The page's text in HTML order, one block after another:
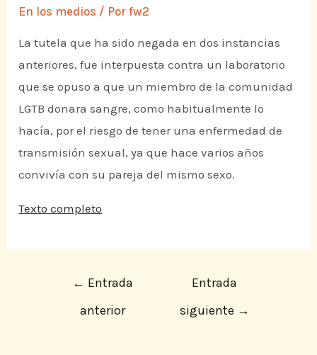
En los medios / Porfw2
La tutela que ha sido negada en dos instancias
anteriores, fue interpuesta contra un laboratorio
que se opuso a que un miembro de la comunidad
LGTB donara sangre, como habitualmente lo
hacía, por el riesgo de tener una enfermedad de
transmisión sexual, ya que hace varios años
convivía con su pareja del mismo sexo.
Texto completo
← Entrada
anterior
Entrada
siguiente →